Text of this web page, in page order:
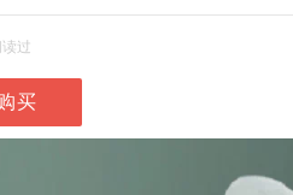
过
买